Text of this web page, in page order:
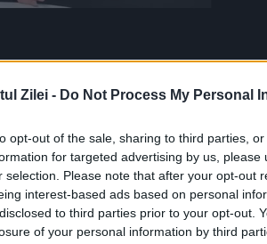
Zilei - Do Not Process My Personal
opt-out of the sale, sharing to third parties,
for targeted advertising by us,
selection. Please note that after your opt-out
interest-based ads based on personal
to third parties prior to your opt-out.
of your personal information by third
președinta Comisei
contractele cu firmele care
în definiția corupției
și azi să publice